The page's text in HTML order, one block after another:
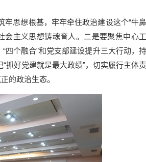
思想根基，牢牢牵住政治建设这个“牛鼻
会主义思想铸魂育人。二是要聚焦中心工
“四个融合”和党支部建设提升三大行动，持
抓好党建就是最大政绩”，切实履行主体责
的政治生态。